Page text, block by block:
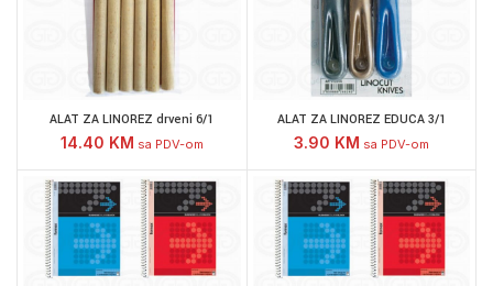
ALAT ZA LINOREZ drveni 6/1
14.40 KM sa PDV-om
ALAT ZA LINOREZ EDUCA 3/1
3.90 KM sa PDV-om